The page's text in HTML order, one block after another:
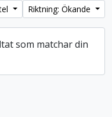
Riktning: Ökande
som matchar din